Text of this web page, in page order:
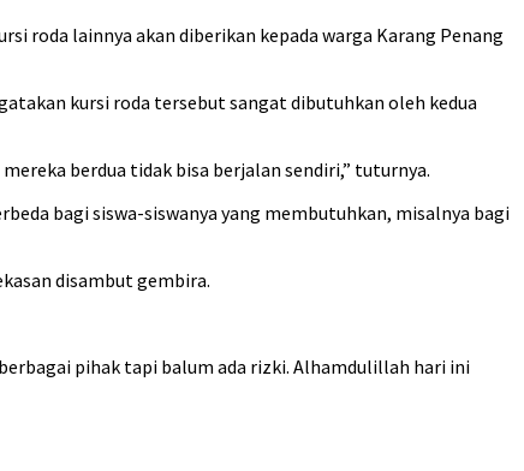
roda lainnya akan diberikan kepada warga Karang Penang
kursi roda tersebut sangat dibutuhkan oleh kedua
berdua tidak bisa berjalan sendiri,” tuturnya.
bagi siswa-siswanya yang membutuhkan, misalnya bagi
disambut gembira.
pihak tapi balum ada rizki. Alhamdulillah hari ini